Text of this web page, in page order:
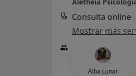
Consulta online
Mostrar más
Alba Lunar